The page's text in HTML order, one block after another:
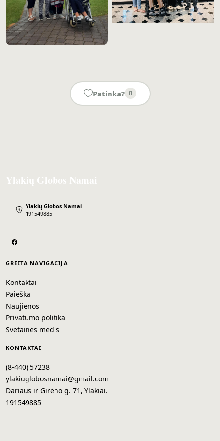
Patinka? 0
Ylakių Globos Namai
Ylakių Globos Namai
191549885
GREITA NAVIGACIJA
Kontaktai
Paieška
Naujienos
Privatumo politika
Svetainės medis
KONTAKTAI
(8-440) 57238
ylakiuglobosnamai@gmail.com
Dariaus ir Girėno g. 71, Ylakiai.
191549885